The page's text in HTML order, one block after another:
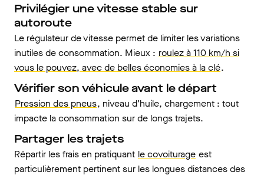
Privilégier une vitesse stable sur
autoroute
Le régulateur de vitesse permet de limiter les variations
inutiles de consommation. Mieux : roulez à 110 km/h si
vous le pouvez, avec de belles économies à la clé.
Vérifier son véhicule avant le départ
Pression des pneus, niveau d’huile, chargement : tout
impacte la consommation sur de longs trajets.
Partager les trajets
Répartir les frais en pratiquant le covoiturage est
particulièrement pertinent sur les longues distances des